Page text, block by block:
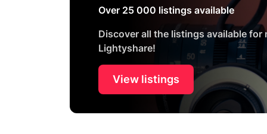
Over 25 000 listings available
Discover all the listings available for
Lightyshare!
View listings